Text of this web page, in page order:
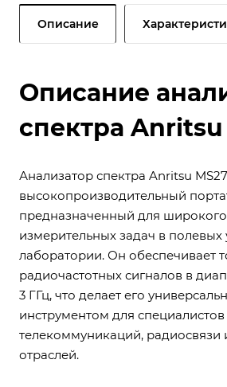
Описание
Описание
спектра Anritsu
Анализатор спектра Anritsu
высокопроизводительный
предназначенный для широкого
измерительных задач в полевых
лаборатории. Он обеспечивает
радиочастотных сигналов в
3 ГГц, что делает его
инструментом для специалистов
телекоммуникаций, радиосвязи
отраслей.